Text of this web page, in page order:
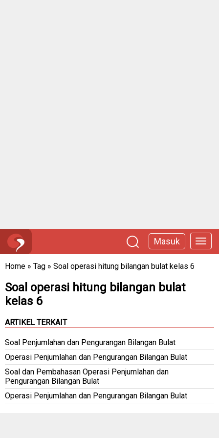
Masuk
Home » Tag » Soal operasi hitung bilangan bulat kelas 6
Soal operasi hitung bilangan bulat
kelas 6
ARTIKEL TERKAIT
Soal Penjumlahan dan Pengurangan Bilangan Bulat
Operasi Penjumlahan dan Pengurangan Bilangan Bulat
Soal dan Pembahasan Operasi Penjumlahan dan
Pengurangan Bilangan Bulat
Operasi Penjumlahan dan Pengurangan Bilangan Bulat